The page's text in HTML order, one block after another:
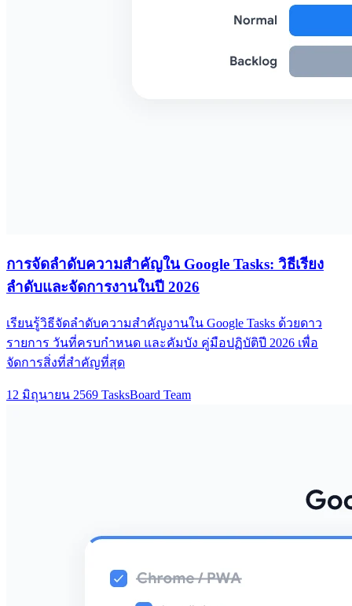
การจัดลำดับความสำคัญใน Google Tasks: วิธีเรียง
ลำดับและจัดการงานในปี 2026
เรียนรู้วิธีจัดลำดับความสำคัญงานใน Google Tasks ด้วยดาว
รายการ วันที่ครบกำหนด และคัมบัง คู่มือปฏิบัติปี 2026 เพื่อ
จัดการสิ่งที่สำคัญที่สุด
12 มิถุนายน 2569 TasksBoard Team